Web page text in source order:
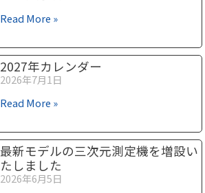
Read More »
2027年カレンダー
2026年7月1日
Read More »
最新モデルの三次元測定機を増設い
たしました
2026年6月5日